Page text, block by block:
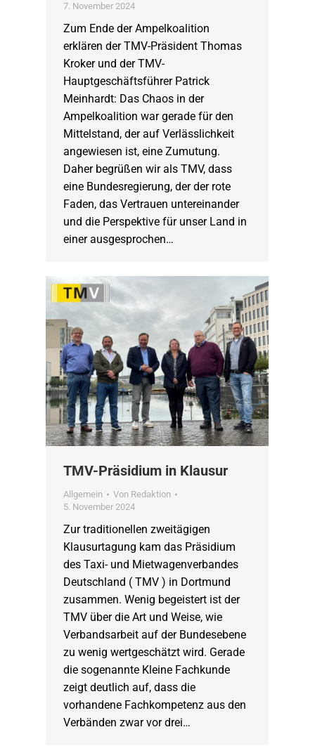
7. November 2024
Zum Ende der Ampelkoalition
erklären der TMV-Präsident Thomas
Kroker und der TMV-
Hauptgeschäftsführer Patrick
Meinhardt: Das Chaos in der
Ampelkoalition war gerade für den
Mittelstand, der auf Verlässlichkeit
angewiesen ist, eine Zumutung.
Daher begrüßen wir als TMV, dass
eine Bundesregierung, der der rote
Faden, das Vertrauen untereinander
und die Perspektive für unser Land in
einer ausgesprochen…
TMV-Präsidium in Klausur
Allgemein Von Redaktion
5. November 2024
Zur traditionellen zweitägigen
Klausurtagung kam das Präsidium
des Taxi- und Mietwagenverbandes
Deutschland ( TMV ) in Dortmund
zusammen. Wenig begeistert ist der
TMV über die Art und Weise, wie
Verbandsarbeit auf der Bundesebene
zu wenig wertgeschätzt wird. Gerade
die sogenannte Kleine Fachkunde
zeigt deutlich auf, dass die
vorhandene Fachkompetenz aus den
Verbänden zwar vor drei…